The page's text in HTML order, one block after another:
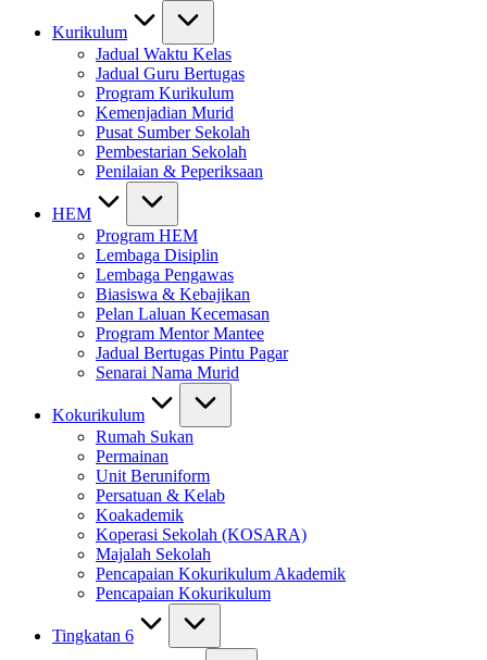
Kurikulum
Jadual Waktu Kelas
Jadual Guru Bertugas
Program Kurikulum
Kemenjadian Murid
Pusat Sumber Sekolah
Pembestarian Sekolah
Penilaian & Peperiksaan
HEM
Program HEM
Lembaga Disiplin
Lembaga Pengawas
Biasiswa & Kebajikan
Pelan Laluan Kecemasan
Program Mentor Mantee
Jadual Bertugas Pintu Pagar
Senarai Nama Murid
Kokurikulum
Rumah Sukan
Permainan
Unit Beruniform
Persatuan & Kelab
Koakademik
Koperasi Sekolah (KOSARA)
Majalah Sekolah
Pencapaian Kokurikulum Akademik
Pencapaian Kokurikulum
Tingkatan 6